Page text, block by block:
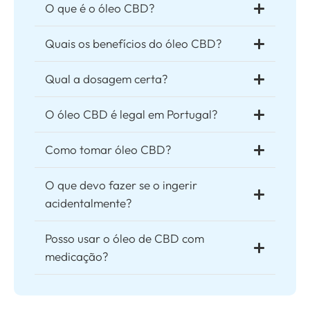
O que é o óleo CBD?
Quais os benefícios do óleo CBD?
Qual a dosagem certa?
O óleo CBD é legal em Portugal?
Como tomar óleo CBD?
O que devo fazer se o ingerir
acidentalmente?
Posso usar o óleo de CBD com
medicação?